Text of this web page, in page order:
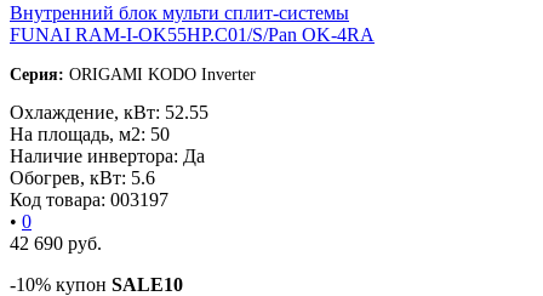
Внутренний блок мульти сплит-системы
FUNAI RAM-I-OK55HP.C01/S/Pan OK-4RA
Серия: ORIGAMI KODO Inverter
Охлаждение, кВт: 52.55
На площадь, м2: 50
Наличие инвертора: Да
Обогрев, кВт: 5.6
Код товара: 003197
• 0
42 690 руб.
-10% купон SALE10